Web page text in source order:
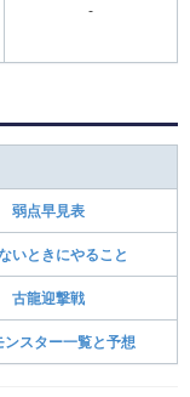
‐
弱点早見表
いときにやること
古龍迎撃戦
ンスター一覧と予想